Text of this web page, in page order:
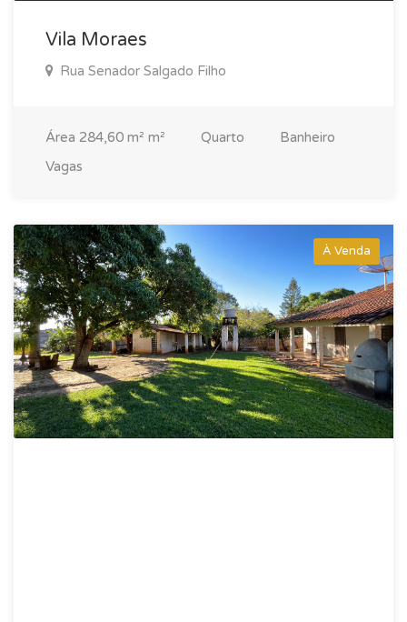
Vila Moraes
Rua Senador Salgado Filho
Área 284,60 m² m² Quarto
Banheiro
Vagas
À Venda